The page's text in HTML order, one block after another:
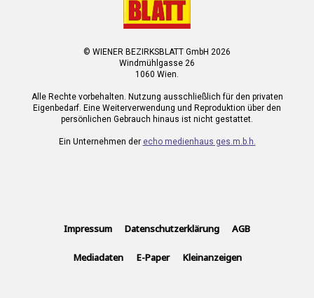
© WIENER BEZIRKSBLATT GmbH 2026
Windmühlgasse 26
1060 Wien.
Alle Rechte vorbehalten. Nutzung ausschließlich für den privaten
Eigenbedarf. Eine Weiterverwendung und Reproduktion über den
persönlichen Gebrauch hinaus ist nicht gestattet.
Ein Unternehmen der echo medienhaus ges.m.b.h.
Impressum Datenschutzerklärung AGB
Mediadaten E-Paper Kleinanzeigen